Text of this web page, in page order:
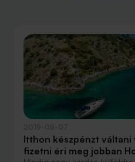
Itthon készpénzt váltani
fizetni éri meg jobban